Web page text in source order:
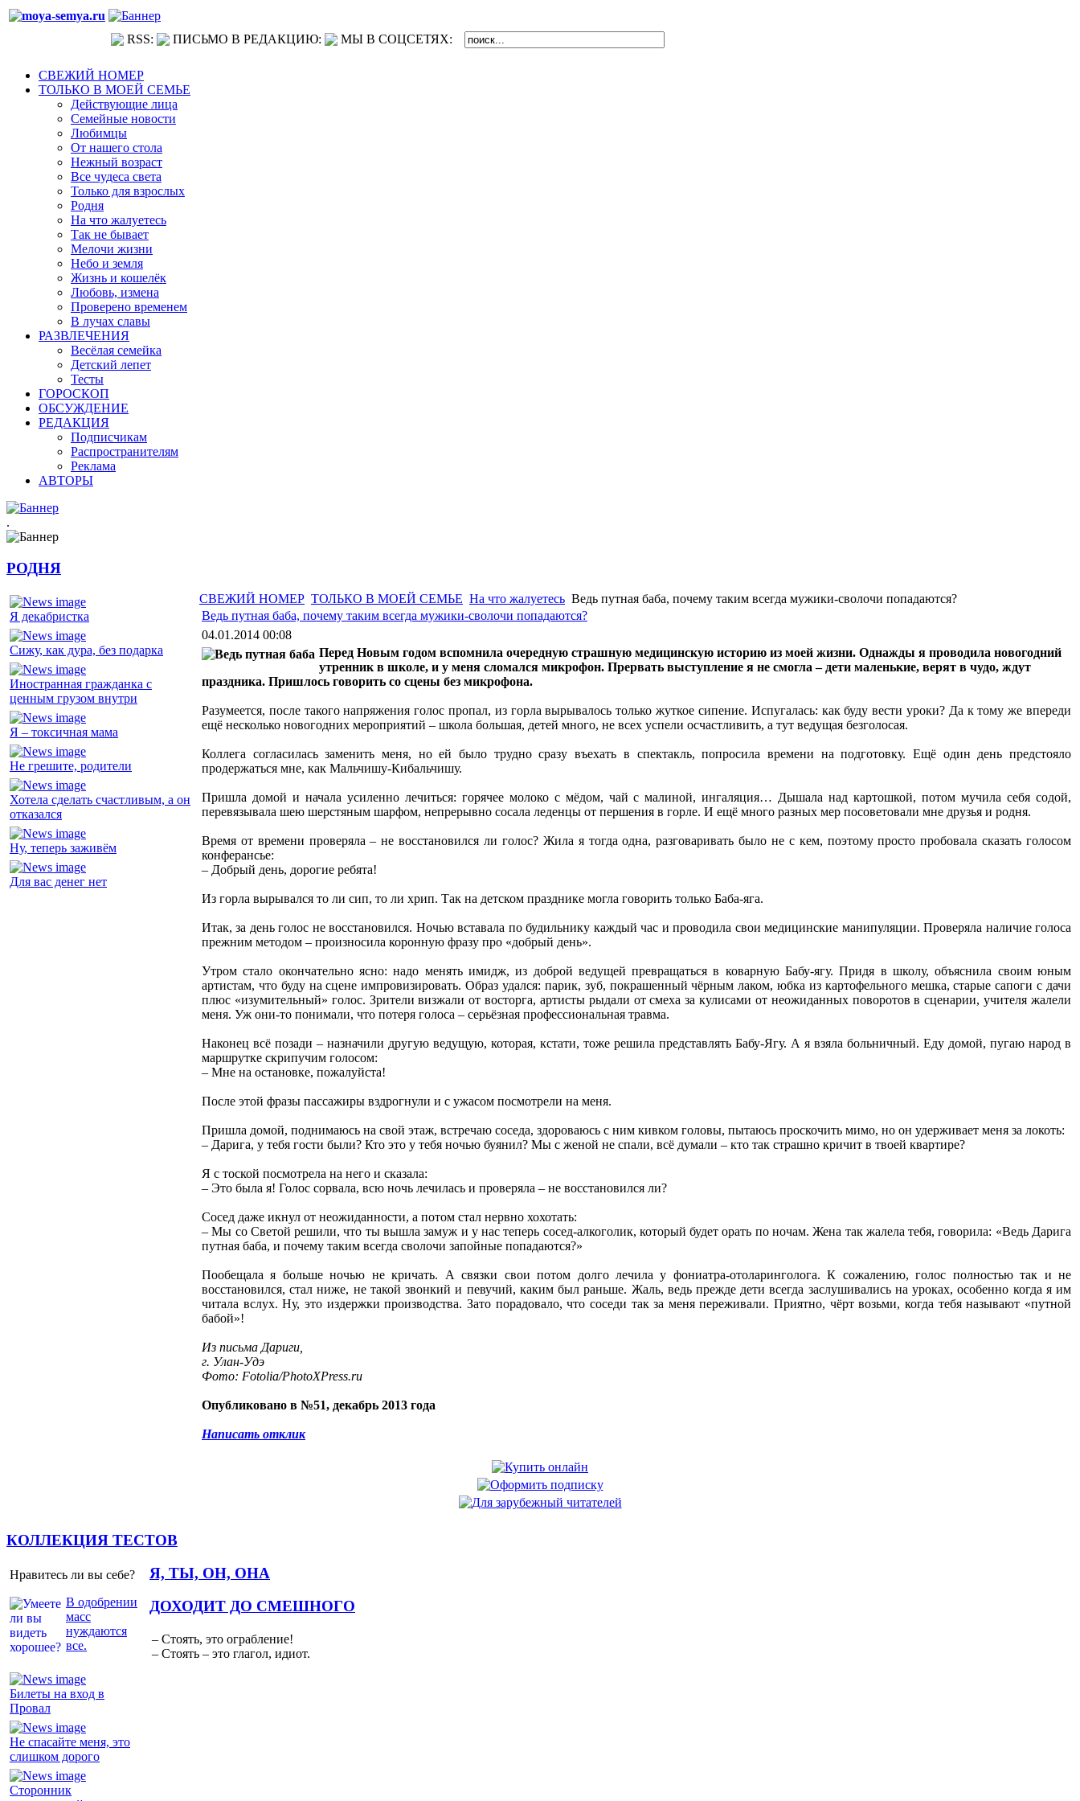
RSS: ПИСЬМО В РЕДАКЦИЮ: МЫ В СОЦСЕТЯХ:
СВЕЖИЙ НОМЕР
ТОЛЬКО В МОЕЙ СЕМЬЕ
Действующие лица
Семейные новости
Любимцы
От нашего стола
Нежный возраст
Все чудеса света
Только для взрослых
Родня
На что жалуетесь
Так не бывает
Мелочи жизни
Небо и земля
Жизнь и кошелёк
Любовь, измена
Проверено временем
В лучах славы
РАЗВЛЕЧЕНИЯ
Весёлая семейка
Детский лепет
Тесты
ГОРОСКОП
ОБСУЖДЕНИЕ
РЕДАКЦИЯ
Подписчикам
Распространителям
Реклама
АВТОРЫ
.
РОДНЯ
Я декабристка
Сижу, как дура, без подарка
Иностранная гражданка с
ценным грузом внутри
Я – токсичная мама
Не грешите, родители
Хотела сделать счастливым, а он
отказался
Ну, теперь заживём
Для вас денег нет
СВЕЖИЙ НОМЕР ТОЛЬКО В МОЕЙ СЕМЬЕ На что жалуетесь Ведь путная баба, почему таким всегда мужики-сволочи попадаются?
Ведь путная баба, почему таким всегда мужики-сволочи попадаются?
04.01.2014 00:08
Перед Новым годом вспомнила очередную страшную медицинскую историю из моей жизни. Однажды я проводила новогодний
утренник в школе, и у меня сломался микрофон. Прервать выступление я не смогла – дети маленькие, верят в чудо, ждут
праздника. Пришлось говорить со сцены без микрофона.
Разумеется, после такого напряжения голос пропал, из горла вырывалось только жуткое сипение. Испугалась: как буду вести уроки? Да к тому же впереди
ещё несколько новогодних мероприятий – школа большая, детей много, не всех успели осчастливить, а тут ведущая безголосая.
Коллега согласилась заменить меня, но ей было трудно сразу въехать в спектакль, попросила времени на подготовку. Ещё один день предстояло
продержаться мне, как Мальчишу-Кибальчишу.
Пришла домой и начала усиленно лечиться: горячее молоко с мёдом, чай с малиной, ингаляция… Дышала над картошкой, потом мучила себя содой,
перевязывала шею шерстяным шарфом, непрерывно сосала леденцы от першения в горле. И ещё много разных мер посоветовали мне друзья и родня.
Время от времени проверяла – не восстановился ли голос? Жила я тогда одна, разговаривать было не с кем, поэтому просто пробовала сказать голосом
конферансье:
– Добрый день, дорогие ребята!
Из горла вырывался то ли сип, то ли хрип. Так на детском празднике могла говорить только Баба-яга.
Итак, за день голос не восстановился. Ночью вставала по будильнику каждый час и проводила свои медицинские манипуляции. Проверяла наличие голоса
прежним методом – произносила коронную фразу про «добрый день».
Утром стало окончательно ясно: надо менять имидж, из доброй ведущей превращаться в коварную Бабу-ягу. Придя в школу, объяснила своим юным
артистам, что буду на сцене импровизировать. Образ удался: парик, зуб, покрашенный чёрным лаком, юбка из картофельного мешка, старые сапоги с дачи
плюс «изумительный» голос. Зрители визжали от восторга, артисты рыдали от смеха за кулисами от неожиданных поворотов в сценарии, учителя жалели
меня. Уж они-то понимали, что потеря голоса – серьёзная профессиональная травма.
Наконец всё позади – назначили другую ведущую, которая, кстати, тоже решила представлять Бабу-Ягу. А я взяла больничный. Еду домой, пугаю народ в
маршрутке скрипучим голосом:
– Мне на остановке, пожалуйста!
После этой фразы пассажиры вздрогнули и с ужасом посмотрели на меня.
Пришла домой, поднимаюсь на свой этаж, встречаю соседа, здороваюсь с ним кивком головы, пытаюсь проскочить мимо, но он удерживает меня за локоть:
– Дарига, у тебя гости были? Кто это у тебя ночью буянил? Мы с женой не спали, всё думали – кто так страшно кричит в твоей квартире?
Я с тоской посмотрела на него и сказала:
– Это была я! Голос сорвала, всю ночь лечилась и проверяла – не восстановился ли?
Сосед даже икнул от неожиданности, а потом стал нервно хохотать:
– Мы со Светой решили, что ты вышла замуж и у нас теперь сосед-алкоголик, который будет орать по ночам. Жена так жалела тебя, говорила: «Ведь Дарига
путная баба, и почему таким всегда сволочи запойные попадаются?»
Пообещала я больше ночью не кричать. А связки свои потом долго лечила у фониатра-отоларинголога. К сожалению, голос полностью так и не
восстановился, стал ниже, не такой звонкий и певучий, каким был раньше. Жаль, ведь прежде дети всегда заслушивались на уроках, особенно когда я им
читала вслух. Ну, это издержки производства. Зато порадовало, что соседи так за меня переживали. Приятно, чёрт возьми, когда тебя называют «путной
бабой»!
Из письма Дариги,
г. Улан-Удэ
Фото: Fotolia/PhotoXPress.ru
Опубликовано в №51, декабрь 2013 года
Написать отклик
КОЛЛЕКЦИЯ ТЕСТОВ
Нравитесь ли вы себе?
В одобрении
масс
нуждаются
все.
Я, ТЫ, ОН, ОНА
Билеты на вход в
Провал
Не спасайте меня, это
слишком дорого
Сторонник
ДОХОДИТ ДО СМЕШНОГО
– Стоять, это ограбление!
– Стоять – это глагол, идиот.